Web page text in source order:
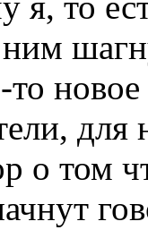
для
о том